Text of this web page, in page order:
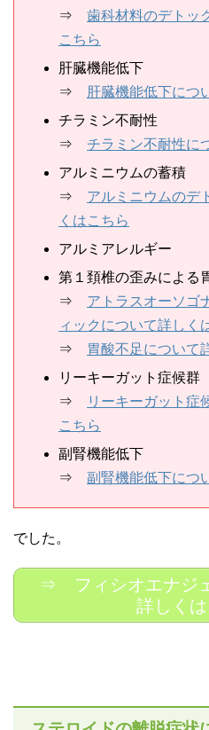
⇒ 歯科材料のデトッ
こちら
肝臓機能低下
⇒
肝臓機能低下につ
チラミン不耐性
⇒ チラミン不耐性に
アルミニウムの蓄積
⇒ アルミニウムのデ
くはこちら
アルミアレルギー
第１頚椎の歪みによる
⇒ アトラスオーソゴ
ィックについて詳しく
⇒
胃酸不足について
リーキーガット症候群
⇒
リーキーガット症
こちら
副腎機能低下
⇒ 副腎機能低下につ
でした。
⇒ フィシオエナジ
詳しく